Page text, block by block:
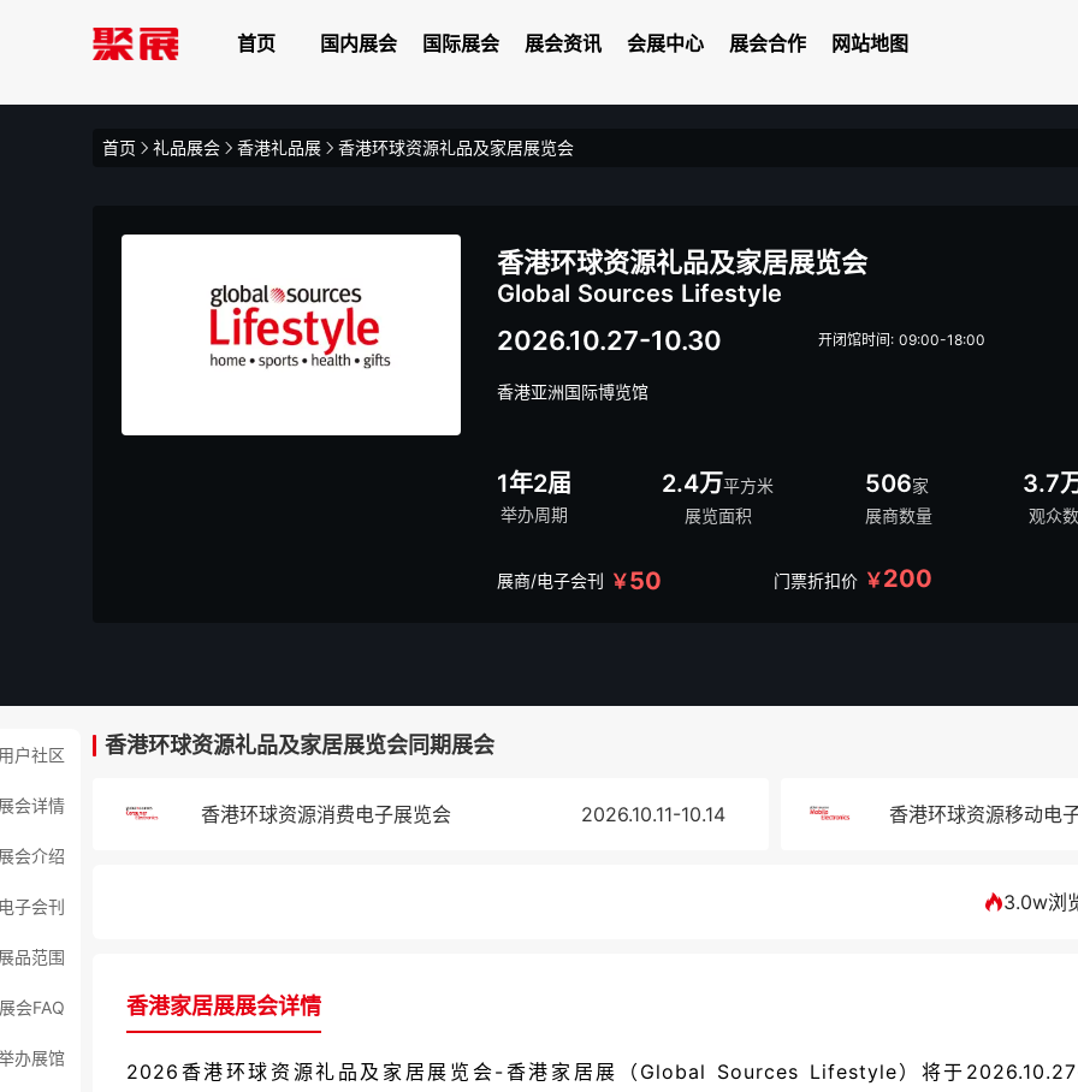
首页 国内展会 国际展会 展会资讯 会展中心 展会合作 网站地图
首页 礼品展会 香港礼品展 香港环球资源礼品及家居展览会
香港环球资源礼品及家居展览会
Global Sources Lifestyle
2026.10.27-10.30 开闭馆时间: 09:00-18:00
香港亚洲国际博览馆
1年2届
举办周期
2.4万平方米
展览面积
506家
展商数量
3.7
观众
展商/电子会刊 ￥50 门票折扣价 ￥200
户社区
会详情
会介绍
子会刊
品范围
会FAQ
办展馆
香港环球资源礼品及家居展览会同期展会
香港环球资源消费电子展览会 2026.10.11-10.14 香港环球资源移动电子
3.0w浏
香港家居展展会详情
2026香港环球资源礼品及家居展览会-香港家居展（Global Sources Lifestyle）将于